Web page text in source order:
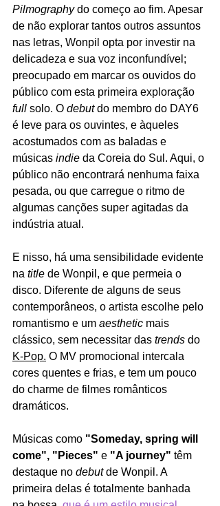
Pilmography do começo ao fim. Apesar
de não explorar tantos outros assuntos
nas letras, Wonpil opta por investir na
delicadeza e sua voz inconfundível;
preocupado em marcar os ouvidos do
público com esta primeira exploração
full solo. O debut do membro do DAY6
é leve para os ouvintes, e àqueles
acostumados com as baladas e
músicas indie da Coreia do Sul. Aqui, o
público não encontrará nenhuma faixa
pesada, ou que carregue o ritmo de
algumas canções super agitadas da
indústria atual.
E nisso, há uma sensibilidade evidente
na title de Wonpil, e que permeia o
disco. Diferente de alguns de seus
contemporâneos, o artista escolhe pelo
romantismo e um aesthetic mais
clássico, sem necessitar das trends do
K-Pop. O MV promocional intercala
cores quentes e frias, e tem um pouco
do charme de filmes românticos
dramáticos.
Músicas como "Someday, spring will
come", "Pieces" e "A journey" têm
destaque no debut de Wonpil. A
primeira delas é totalmente banhada